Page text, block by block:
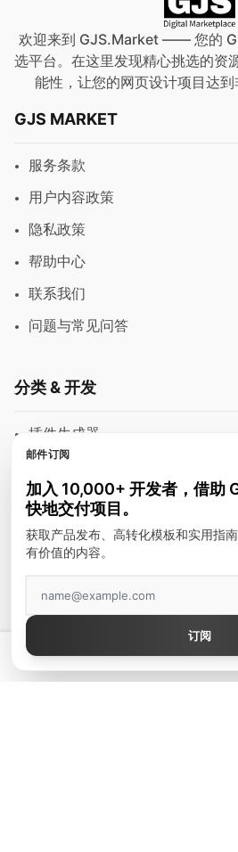
💡 拥有真正好用的 GrapesJS
欢迎来到 GJS.Market —— 您的
选平台。在这里发现精心挑选的资
能性，让您的网页设计项目达
GJS MARKET
服务条款
用户内容政策
隐私政策
帮助中心
联系我们
问题与常见问答
分类 & 开发
插件生成器
模块
富文本编辑器
邮件模板
建站工具
顶级作者
GrapesJS Official
邮件订阅
加入 10,000+ 开发者，借助
快地交付项目。
获取产品发布、高转化模板和实用指
有价值的内容。
订阅